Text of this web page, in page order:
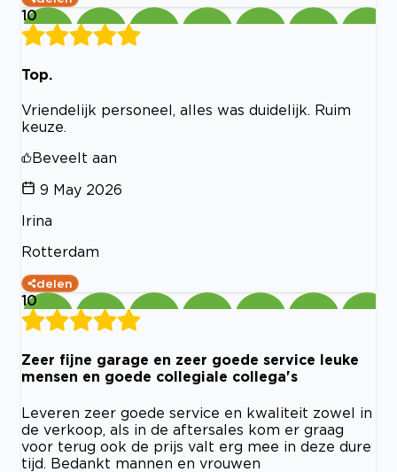
10
Top.
Vriendelijk personeel, alles was duidelijk. Ruim
keuze.
Beveelt aan
9 May 2026
Irina
Rotterdam
delen
10
Zeer fijne garage en zeer goede service leuke
mensen en goede collegiale collega's
Leveren zeer goede service en kwaliteit zowel in
de verkoop, als in de aftersales kom er graag
voor terug ook de prijs valt erg mee in deze dure
tijd. Bedankt mannen en vrouwen